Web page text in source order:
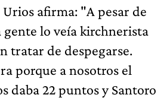
Urios afirma: "A pesar de
gente lo veía kirchnerista
tratar de despegarse.
porque a nosotros el
daba 22 puntos y Santoro